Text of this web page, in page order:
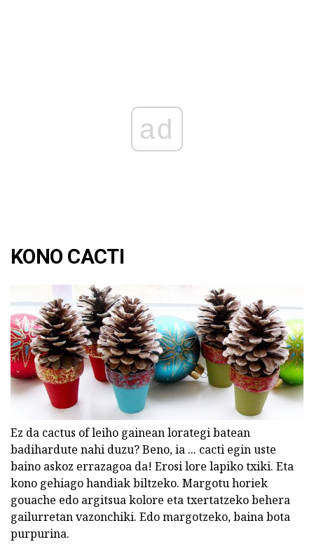
ad
KONO CACTI
Ez da cactus of leiho gainean lorategi batean
badihardute nahi duzu? Beno, ia ... cacti egin uste
baino askoz errazagoa da! Erosi lore lapiko txiki. Eta
kono gehiago handiak biltzeko. Margotu horiek
gouache edo argitsua kolore eta txertatzeko behera
gailurretan vazonchiki. Edo margotzeko, baina bota
purpurina.